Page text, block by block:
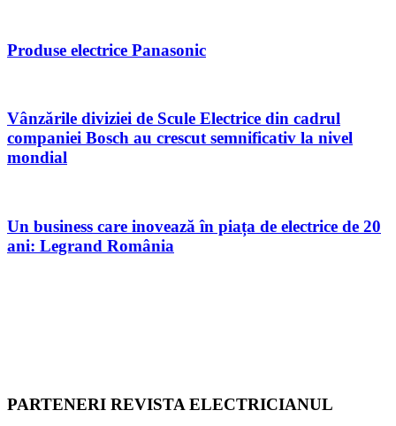
Produse electrice Panasonic
Vânzările diviziei de Scule Electrice din cadrul
companiei Bosch au crescut semnificativ la nivel
mondial
Un business care inovează în piața de electrice de 20
ani: Legrand România
PARTENERI REVISTA ELECTRICIANUL